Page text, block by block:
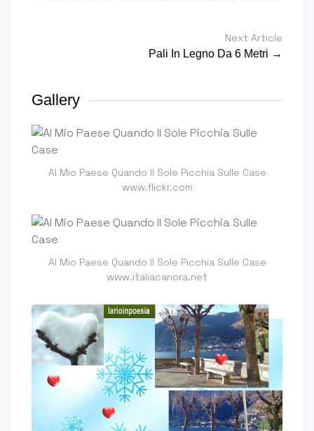
Next Article
Pali In Legno Da 6 Metri →
Gallery
Al Mio Paese Quando Il Sole Picchia Sulle Case
www.flickr.com
Al Mio Paese Quando Il Sole Picchia Sulle Case
www.italiacanora.net